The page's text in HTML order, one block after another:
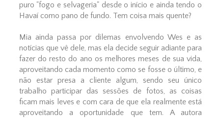
puro "fogo e selvageria" desde o início e ainda tendo o
Havaí como pano de fundo. Tem coisa mais quente?
Mia ainda passa por dilemas envolvendo Wes e as
notícias que vê dele, mas ela decide seguir adiante para
fazer do resto do ano os melhores meses de sua vida,
aproveitando cada momento como se fosse o último, e
não estar presa a cliente algum, sendo seu único
trabalho participar das sessões de fotos, as coisas
ficam mais leves e com cara de que ela realmente está
aproveitando a oportunidade que tem. A autora